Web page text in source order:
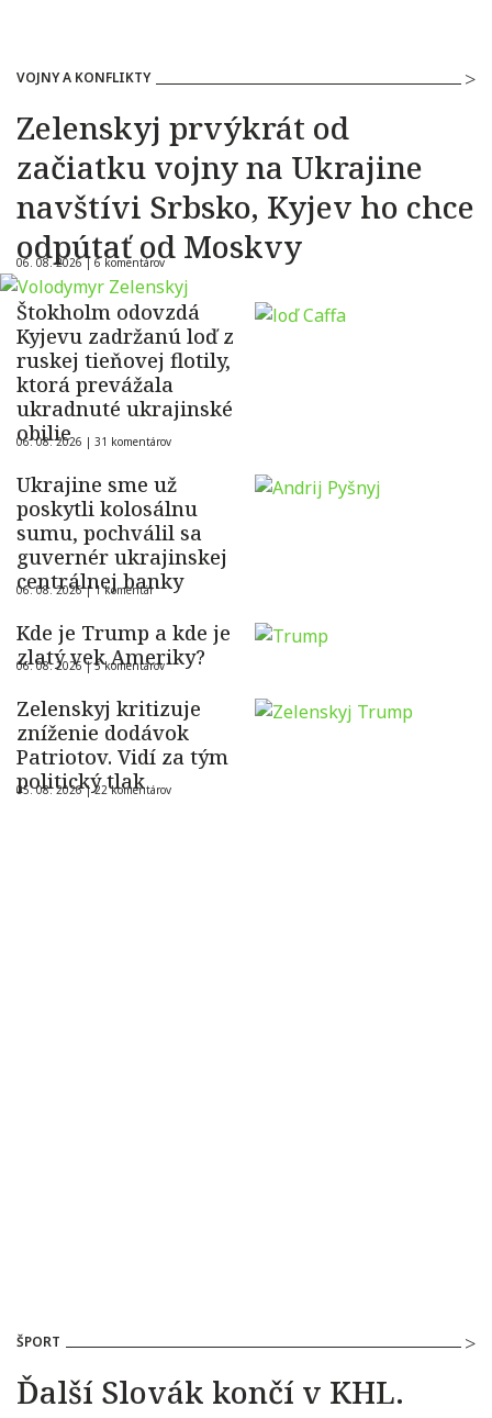
VOJNY A KONFLIKTY
Zelenskyj prvýkrát od
začiatku vojny na Ukrajine
navštívi Srbsko, Kyjev ho chce
odpútať od Moskvy
06. 08. 2026 | 6 komentárov
Štokholm odovzdá
Kyjevu zadržanú loď z
ruskej tieňovej flotily,
ktorá prevážala
ukradnuté ukrajinské
obilie
06. 08. 2026 | 31 komentárov
Ukrajine sme už
poskytli kolosálnu
sumu, pochválil sa
guvernér ukrajinskej
centrálnej banky
06. 08. 2026 |1 komentár
Kde je Trump a kde je
zlatý vek Ameriky?
06. 08. 2026 |5 komentárov
Zelenskyj kritizuje
zníženie dodávok
Patriotov. Vidí za tým
politický tlak
05. 08. 2026 |22 komentárov
ŠPORT